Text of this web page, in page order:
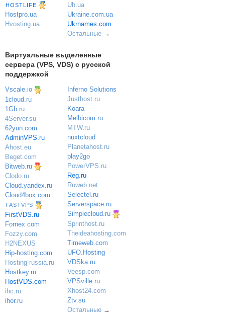
HOSTLIFE
Hostpro.ua
Hvosting.ua
Uh.ua
Ukraine.com.ua
Ukrnames.com
Остальные→
Виртуальные выделенные
сервера (VPS, VDS) с русской
поддержкой
Vscale.io
1cloud.ru
1Gb.ru
4Server.su
62yun.com
AdminVPS.ru
Ahost.eu
Beget.com
Bitweb.ru
Clodo.ru
Cloud.yandex.ru
Cloud4box.com
FASTVPS
FirstVDS.ru
Fornex.com
Fozzy.com
H2NEXUS
Hip-hosting.com
Hosting-russia.ru
Hostkey.ru
HostVDS.com
ihc.ru
ihor.ru
Inferno Solutions
Justhost.ru
Koara
Melbicom.ru
MTW.ru
nuxtcloud
Planetahost.ru
play2go
PowerVPS.ru
Reg.ru
Ruweb.net
Selectel.ru
Serverspace.ru
Simplecloud.ru
Sprinthost.ru
Theideahosting.com
Timeweb.com
UFO.Hosting
VDSka.ru
Veesp.com
VPSville.ru
Xhost24.com
Ztv.su
Остальные→